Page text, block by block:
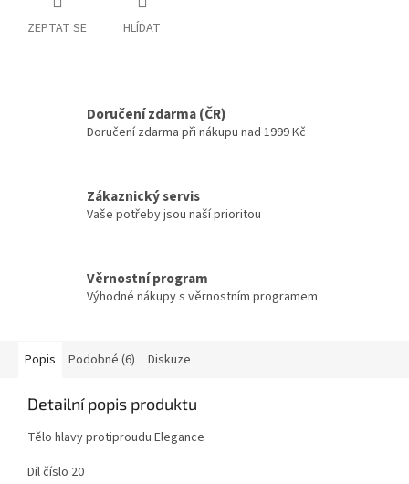
ZEPTAT SE HLÍDAT
Doručení zdarma (ČR)
Doručení zdarma při nákupu nad 1999 Kč
Zákaznický servis
Vaše potřeby jsou naší prioritou
Věrnostní program
Výhodné nákupy s věrnostním programem
Popis Podobné (6) Diskuze
Detailní popis produktu
Tělo hlavy protiproudu Elegance
Díl číslo 20